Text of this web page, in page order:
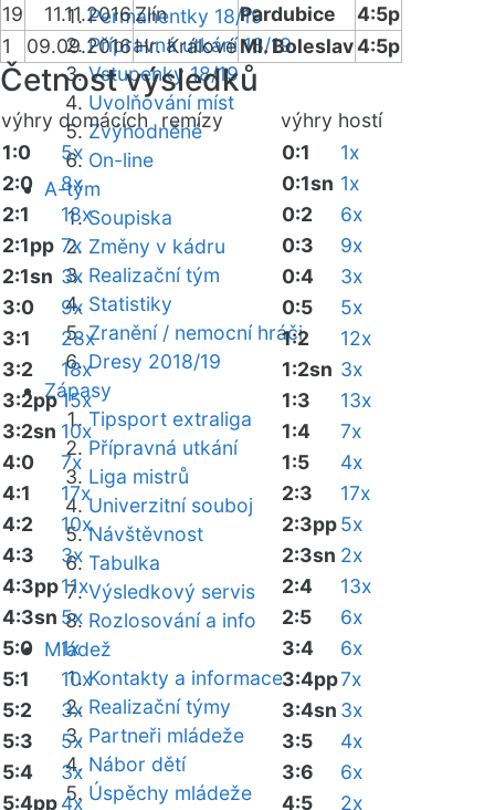
Permanentky 18/19
Přípravná utkání 18/19
Vstupenky 18/19
Uvolňování míst
Zvýhodněné
On-line
A-tým
Soupiska
Změny v kádru
Realizační tým
Statistiky
Zranění / nemocní hráči
Dresy 2018/19
Zápasy
Tipsport extraliga
Přípravná utkání
Liga mistrů
Univerzitní souboj
Návštěvnost
Tabulka
Výsledkový servis
Rozlosování a info
Mládež
Kontakty a informace
Realizační týmy
Partneři mládeže
Nábor dětí
Úspěchy mládeže
19 11.11.2016Zlín Pardubice
4:5p
1
09.09.2016Hr. KrálovéMl. Boleslav4:5p
Četnost výsledků
výhry domácích remízy výhry hostí
1:0
5x
2:0
8x
2:1
18x
2:1pp 7x
2:1sn 3x
3:0
9x
3:1
28x
3:2
18x
3:2pp15x
3:2sn 10x
4:0
7x
4:1
17x
4:2
10x
4:3
3x
4:3pp11x
4:3sn 5x
5:0
1x
5:1
10x
5:2
3x
5:3
5x
5:4
3x
5:4pp4x
0:1
1x
0:1sn 1x
0:2
6x
0:3
9x
0:4
3x
0:5
5x
1:2
12x
1:2sn 3x
1:3
13x
1:4
7x
1:5
4x
2:3
17x
2:3pp5x
2:3sn 2x
2:4
13x
2:5
6x
3:4
6x
3:4pp7x
3:4sn 3x
3:5
4x
3:6
6x
4:5
2x